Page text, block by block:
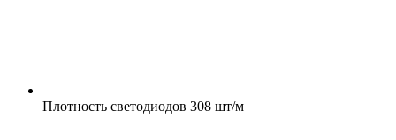
Плотность светодиодов 308 шт/м